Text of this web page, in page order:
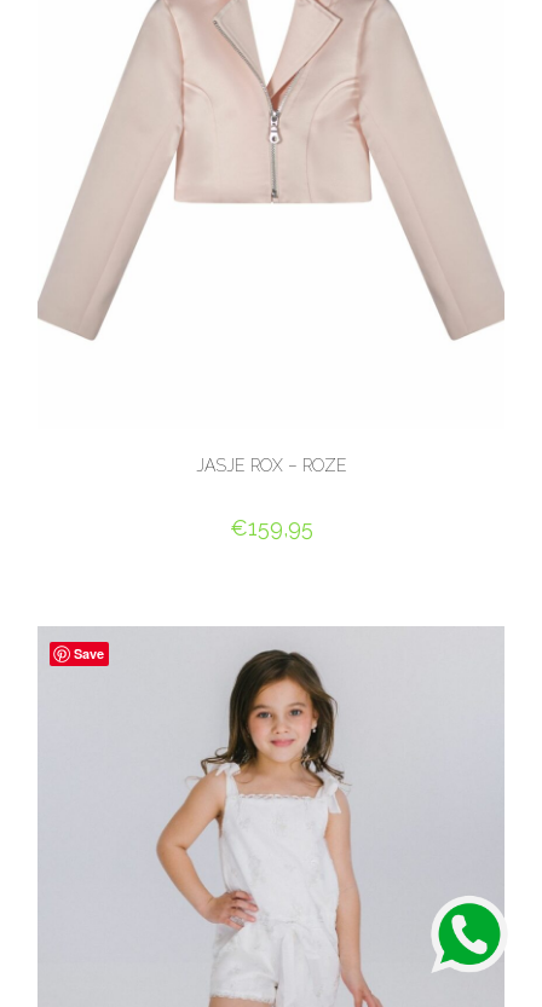
JASJE ROX – ROZE
€159,95
Save